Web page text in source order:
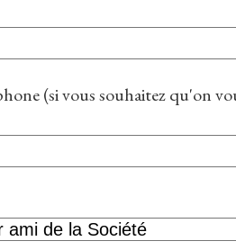
(si vous souhaitez qu'on